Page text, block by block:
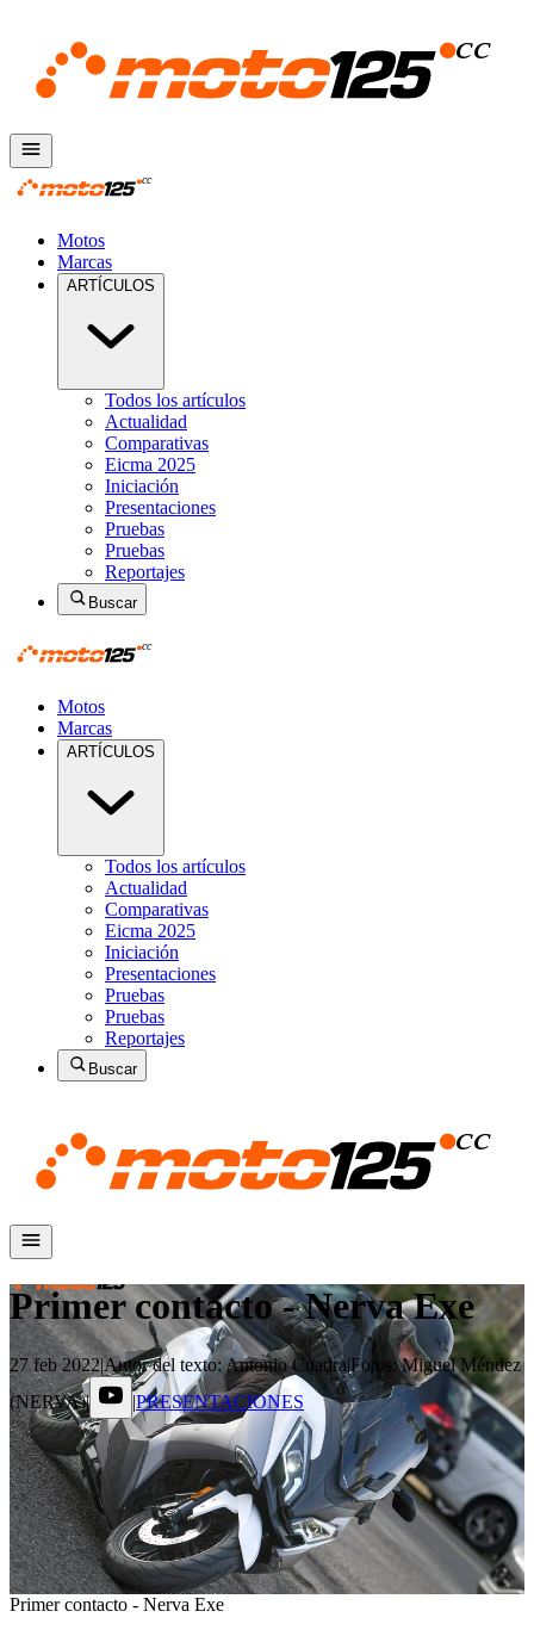
Motos
Marcas
ARTÍCULOS
Todos los artículos
Actualidad
Comparativas
Eicma 2025
Iniciación
Presentaciones
Pruebas
Pruebas
Reportajes
Buscar
Motos
Marcas
ARTÍCULOS
Todos los artículos
Actualidad
Comparativas
Eicma 2025
Iniciación
Presentaciones
Pruebas
Pruebas
Reportajes
Buscar
Primer contacto - Nerva Exe
27 feb 2022|Autor del texto: Antonio Cuadra|Fotos: Miguel Méndez
(NERVA)| |PRESENTACIONES
Primer contacto - Nerva Exe